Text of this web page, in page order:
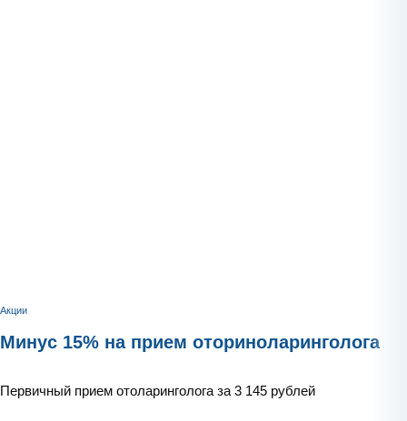
Акции
Минус 15% на прием оториноларинголога
Первичный прием отоларинголога за 3 145 рублей